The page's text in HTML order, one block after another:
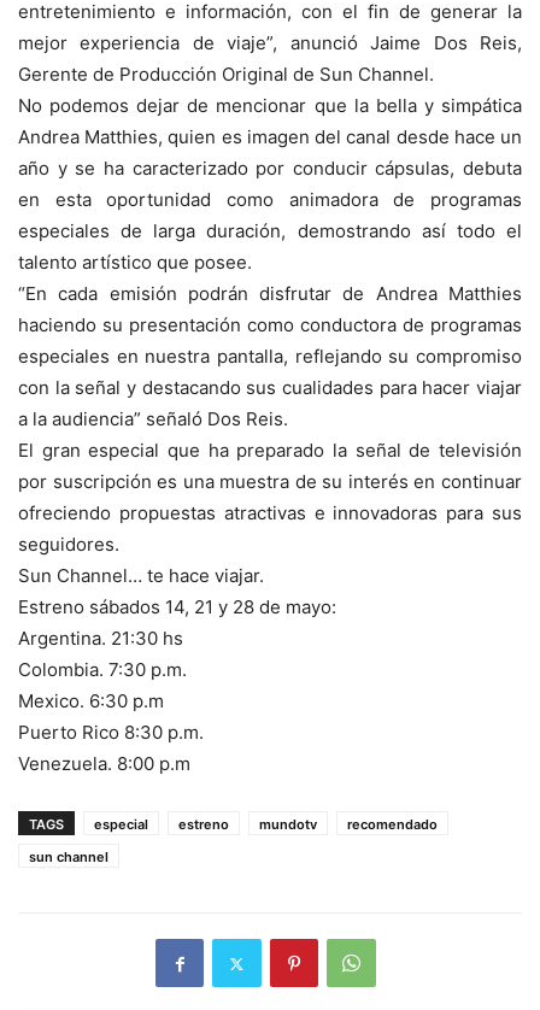
entretenimiento e información, con el fin de generar la
mejor experiencia de viaje”, anunció Jaime Dos Reis,
Gerente de Producción Original de Sun Channel.
No podemos dejar de mencionar que la bella y simpática
Andrea Matthies, quien es imagen del canal desde hace un
año y se ha caracterizado por conducir cápsulas, debuta
en esta oportunidad como animadora de programas
especiales de larga duración, demostrando así todo el
talento artístico que posee.
“En cada emisión podrán disfrutar de Andrea Matthies
haciendo su presentación como conductora de programas
especiales en nuestra pantalla, reflejando su compromiso
con la señal y destacando sus cualidades para hacer viajar
a la audiencia” señaló Dos Reis.
El gran especial que ha preparado la señal de televisión
por suscripción es una muestra de su interés en continuar
ofreciendo propuestas atractivas e innovadoras para sus
seguidores.
Sun Channel… te hace viajar.
Estreno sábados 14, 21 y 28 de mayo:
Argentina. 21:30 hs
Colombia. 7:30 p.m.
Mexico. 6:30 p.m
Puerto Rico 8:30 p.m.
Venezuela. 8:00 p.m
TAGS especial estreno mundotv
recomendado
sun channel